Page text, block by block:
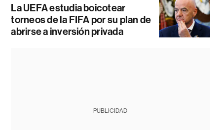
La UEFA estudia boicotear
torneos de la FIFA por su plan de
abrirse a inversión privada
PUBLICIDAD